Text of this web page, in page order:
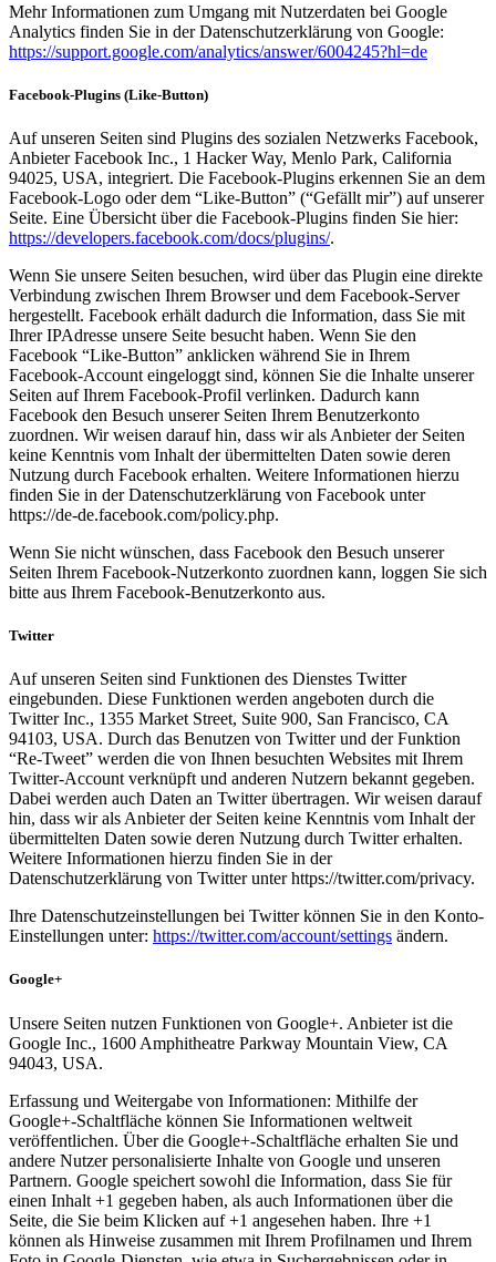
Mehr Informationen zum Umgang mit Nutzerdaten bei Google
Analytics finden Sie in der Datenschutzerklärung von Google:
https://support.google.com/analytics/answer/6004245?hl=de
Facebook-Plugins (Like-Button)
Auf unseren Seiten sind Plugins des sozialen Netzwerks Facebook,
Anbieter Facebook Inc., 1 Hacker Way, Menlo Park, California
94025, USA, integriert. Die Facebook-Plugins erkennen Sie an dem
Facebook-Logo oder dem “Like-Button” (“Gefällt mir”) auf unserer
Seite. Eine Übersicht über die Facebook-Plugins finden Sie hier:
https://developers.facebook.com/docs/plugins/.
Wenn Sie unsere Seiten besuchen, wird über das Plugin eine direkte
Verbindung zwischen Ihrem Browser und dem Facebook-Server
hergestellt. Facebook erhält dadurch die Information, dass Sie mit
Ihrer IPAdresse unsere Seite besucht haben. Wenn Sie den
Facebook “Like-Button” anklicken während Sie in Ihrem
Facebook-Account eingeloggt sind, können Sie die Inhalte unserer
Seiten auf Ihrem Facebook-Profil verlinken. Dadurch kann
Facebook den Besuch unserer Seiten Ihrem Benutzerkonto
zuordnen. Wir weisen darauf hin, dass wir als Anbieter der Seiten
keine Kenntnis vom Inhalt der übermittelten Daten sowie deren
Nutzung durch Facebook erhalten. Weitere Informationen hierzu
finden Sie in der Datenschutzerklärung von Facebook unter
https://de-de.facebook.com/policy.php.
Wenn Sie nicht wünschen, dass Facebook den Besuch unserer
Seiten Ihrem Facebook-Nutzerkonto zuordnen kann, loggen Sie sich
bitte aus Ihrem Facebook-Benutzerkonto aus.
Twitter
Auf unseren Seiten sind Funktionen des Dienstes Twitter
eingebunden. Diese Funktionen werden angeboten durch die
Twitter Inc., 1355 Market Street, Suite 900, San Francisco, CA
94103, USA. Durch das Benutzen von Twitter und der Funktion
“Re-Tweet” werden die von Ihnen besuchten Websites mit Ihrem
Twitter-Account verknüpft und anderen Nutzern bekannt gegeben.
Dabei werden auch Daten an Twitter übertragen. Wir weisen darauf
hin, dass wir als Anbieter der Seiten keine Kenntnis vom Inhalt der
übermittelten Daten sowie deren Nutzung durch Twitter erhalten.
Weitere Informationen hierzu finden Sie in der
Datenschutzerklärung von Twitter unter https://twitter.com/privacy.
Ihre Datenschutzeinstellungen bei Twitter können Sie in den Konto-
Einstellungen unter: https://twitter.com/account/settings ändern.
Google+
Unsere Seiten nutzen Funktionen von Google+. Anbieter ist die
Google Inc., 1600 Amphitheatre Parkway Mountain View, CA
94043, USA.
Erfassung und Weitergabe von Informationen: Mithilfe der
Google+-Schaltfläche können Sie Informationen weltweit
veröffentlichen. Über die Google+-Schaltfläche erhalten Sie und
andere Nutzer personalisierte Inhalte von Google und unseren
Partnern. Google speichert sowohl die Information, dass Sie für
einen Inhalt +1 gegeben haben, als auch Informationen über die
Seite, die Sie beim Klicken auf +1 angesehen haben. Ihre +1
können als Hinweise zusammen mit Ihrem Profilnamen und Ihrem